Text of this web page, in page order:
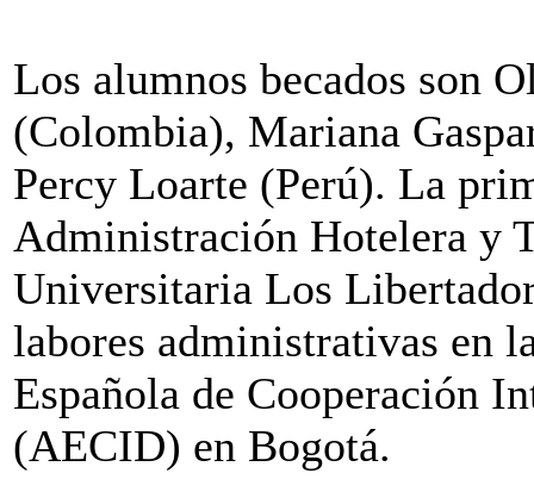
Los alumnos becados son
(Colombia), Mariana
Percy Loarte (Perú). La
Administración Hotelera y
Universitaria Los
labores administrativas en
Española de Cooperación
(AECID) en Bogotá.